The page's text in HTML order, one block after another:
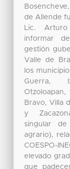
de Allende
Lic.
informar
gestión
Valle de
los
Guerra,
Otzoloapan,
Bravo, Villa
y
singular
agrario),
COESPO-
elevado
que